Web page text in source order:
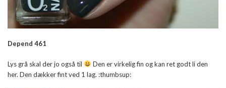
Depend 461
Lys grå skal der jo også til
Den er virkelig fin og kan ret godt li den
her. Den dækker fint ved 1 lag. :thumbsup: